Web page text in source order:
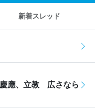
新着スレッド
應、立教 広さなら